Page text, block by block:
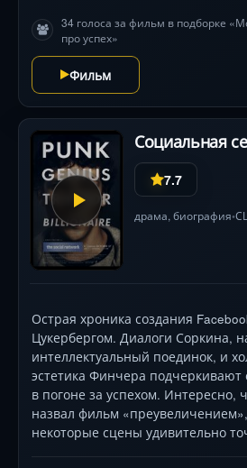
в роли мятежного стратега,
«компьютерный гений».
34 голоса за фильм в подборке
про успех»
Фильм
Социальная
7.7
драма, биография•
Острая хроника создания
Цукербергом. Диалоги Соркина,
интеллектуальный поединок, и
эстетика Финчера подчеркивают
в погоне за успехом. Интересно,
назвал фильм
некоторые сцены удивительно